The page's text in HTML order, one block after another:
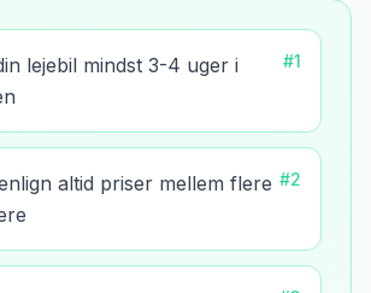
lejebil mindst 3-4 uger i
#1
altid priser mellem flere #2